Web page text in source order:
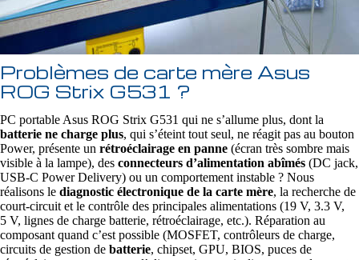
Problèmes de carte mère Asus
ROG Strix G531 ?
PC portable Asus ROG Strix G531 qui ne s’allume plus, dont la
batterie ne charge plus, qui s’éteint tout seul, ne réagit pas au bouton
Power, présente un rétroéclairage en panne (écran très sombre mais
visible à la lampe), des connecteurs d’alimentation abîmés (DC jack,
USB‑C Power Delivery) ou un comportement instable ? Nous
réalisons le diagnostic électronique de la carte mère, la recherche de
court‑circuit et le contrôle des principales alimentations (19 V, 3.3 V,
5 V, lignes de charge batterie, rétroéclairage, etc.). Réparation au
composant quand c’est possible (MOSFET, contrôleurs de charge,
circuits de gestion de batterie, chipset, GPU, BIOS, puces de